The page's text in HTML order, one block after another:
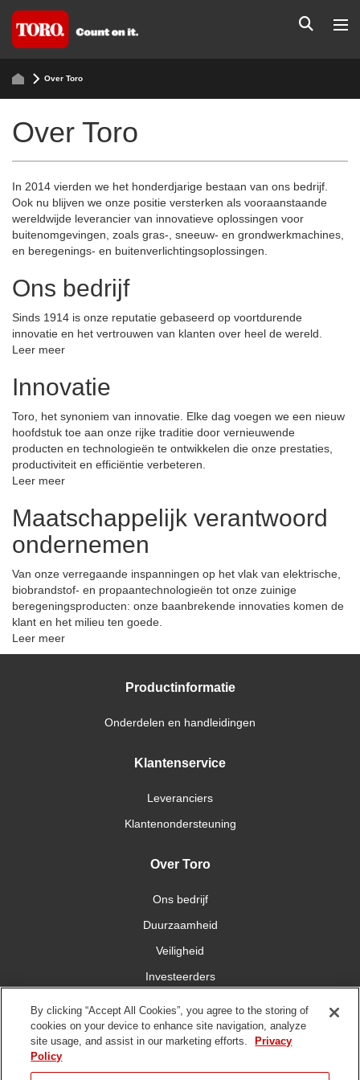
Over Toro
Over Toro
In 2014 vierden we het honderdjarige bestaan van ons bedrijf.
Ook nu blijven we onze positie versterken als vooraanstaande
wereldwijde leverancier van innovatieve oplossingen voor
buitenomgevingen, zoals gras-, sneeuw- en grondwerkmachines,
en beregenings- en buitenverlichtingsoplossingen.
Ons bedrijf
Sinds 1914 is onze reputatie gebaseerd op voortdurende
innovatie en het vertrouwen van klanten over heel de wereld.
Leer meer
Innovatie
Toro, het synoniem van innovatie. Elke dag voegen we een nieuw
hoofdstuk toe aan onze rijke traditie door vernieuwende
producten en technologieën te ontwikkelen die onze prestaties,
productiviteit en efficiëntie verbeteren.
Leer meer
Maatschappelijk verantwoord
ondernemen
Van onze verregaande inspanningen op het vlak van elektrische,
biobrandstof- en propaantechnologieën tot onze zuinige
beregeningsproducten: onze baanbrekende innovaties komen de
klant en het milieu ten goede.
Leer meer
Productinformatie
Onderdelen en handleidingen
Klantenservice
Leveranciers
Klantenondersteuning
Over Toro
Ons bedrijf
Duurzaamheid
Veiligheid
Investeerders
Maak contact met ons
By clicking “Accept All Cookies”, you agree to the storing of
cookies on your device to enhance site navigation, analyze
site usage, and assist in our marketing efforts.
Privacy
Policy